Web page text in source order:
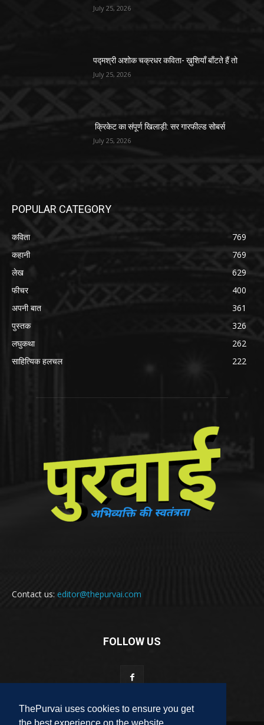
ThePurvai uses cookies to ensure you get
July 25, 2026
पद्मश्री अशोक चक्रधर कविता- ख़ुशियाँ बाँटते हैं तो
July 25, 2026
क्रिकेट का संपूर्ण खिलाड़ी: सर गारफील्ड सोबर्स
July 25, 2026
POPULAR CATEGORY
कविता
769
कहानी
769
लेख
629
फीचर
400
अपनी बात
361
पुस्तक
326
लघुकथा
262
साहित्यिक हलचल
222
Contact us: editor@thepurvai.com
FOLLOW US